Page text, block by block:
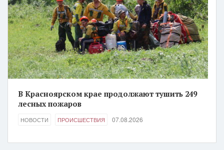
В Красноярском крае продолжают тушить 249
лесных пожаров
НОВОСТИ ПРОИСШЕСТВИЯ 07.08.2026